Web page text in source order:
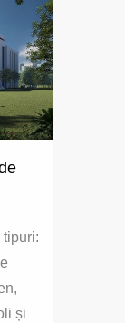
tipuri:
și